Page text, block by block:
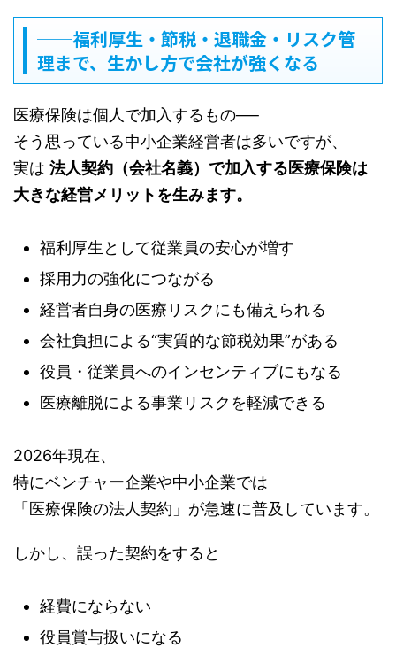
──福利厚生・節税・退職金・リスク管
理まで、生かし方で会社が強くなる
医療保険は個人で加入するもの──
そう思っている中小企業経営者は多いですが、
実は 法人契約（会社名義）で加入する医療保険は
大きな経営メリットを生みます。
福利厚生として従業員の安心が増す
採用力の強化につながる
経営者自身の医療リスクにも備えられる
会社負担による“実質的な節税効果”がある
役員・従業員へのインセンティブにもなる
医療離脱による事業リスクを軽減できる
2026年現在、
特にベンチャー企業や中小企業では
「医療保険の法人契約」が急速に普及しています。
しかし、誤った契約をすると
経費にならない
役員賞与扱いになる